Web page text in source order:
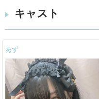
キャスト
あず